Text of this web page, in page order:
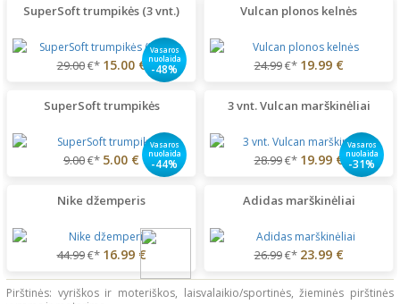
SuperSoft trumpikės (3 vnt.)
Vasaros
nuolaida
-48%
29.00€* 15.00 €
Vulcan plonos kelnės
24.99€* 19.99 €
SuperSoft trumpikės
Vasaros
nuolaida
-44%
9.00€* 5.00 €
3 vnt. Vulcan marškinėliai
Vasaros
nuolaida
-31%
28.99€* 19.99 €
Nike džemperis
44.99€* 16.99 €
Adidas marškinėliai
26.99€* 23.99 €
Pirštinės: vyriškos ir moteriškos, laisvalaikio/sportinės, žieminės pirštinės